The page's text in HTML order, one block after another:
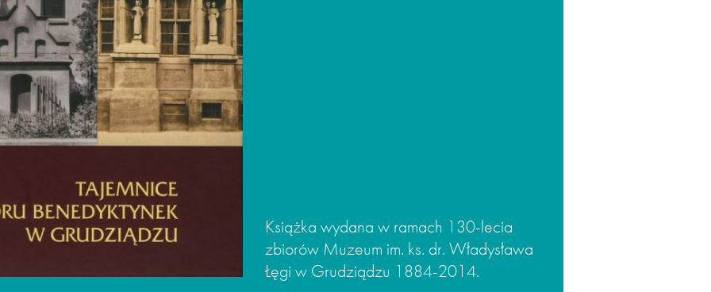
Książka wydana w ramach 130-lecia
zbiorów Muzeum im. ks. dr. Władysława
Łęgi w Grudziądzu 1884-2014.